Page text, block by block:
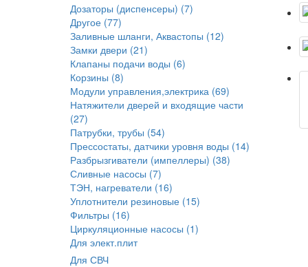
Дозаторы (диспенсеры) (7)
Другое (77)
Заливные шланги, Аквастопы (12)
Замки двери (21)
Клапаны подачи воды (6)
Корзины (8)
Модули управления,электрика (69)
Натяжители дверей и входящие части
(27)
Патрубки, трубы (54)
Прессостаты, датчики уровня воды (14)
Разбрызгиватели (импеллеры) (38)
Сливные насосы (7)
ТЭН, нагреватели (16)
Уплотнители резиновые (15)
Фильтры (16)
Циркуляционные насосы (1)
Для элект.плит
Для СВЧ